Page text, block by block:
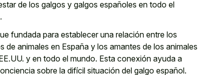
de los galgos y galgos españoles en todo el
fundada para establecer una relación entre los
de animales en España y los amantes de los animales
y en todo el mundo. Esta conexión ayuda a
sobre la difícil situación del galgo español.